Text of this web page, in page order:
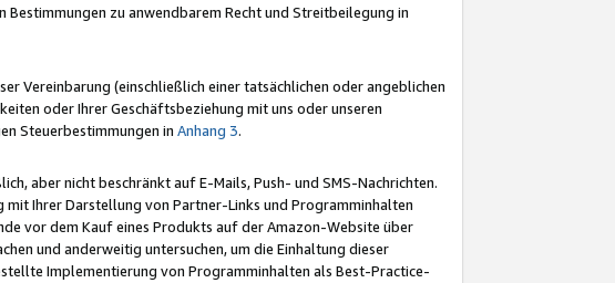
zu anwendbarem Recht und Streitbeilegung in
Vereinbarung (einschließlich einer tatsächlichen oder angeblichen
oder Ihrer Geschäftsbeziehung mit uns oder unseren
Steuerbestimmungen in Anhang 3.
aber nicht beschränkt auf E-Mails, Push- und SMS-Nachrichten.
Ihrer Darstellung von Partner-Links und Programminhalten
vor dem Kauf eines Produkts auf der Amazon-Website über
und anderweitig untersuchen, um die Einhaltung dieser
Implementierung von Programminhalten als Best-Practice-